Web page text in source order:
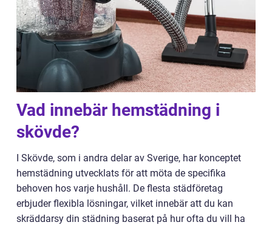
Vad innebär hemstädning i
skövde?
I Skövde, som i andra delar av Sverige, har konceptet
hemstädning utvecklats för att möta de specifika
behoven hos varje hushåll. De flesta städföretag
erbjuder flexibla lösningar, vilket innebär att du kan
skräddarsy din städning baserat på hur ofta du vill ha